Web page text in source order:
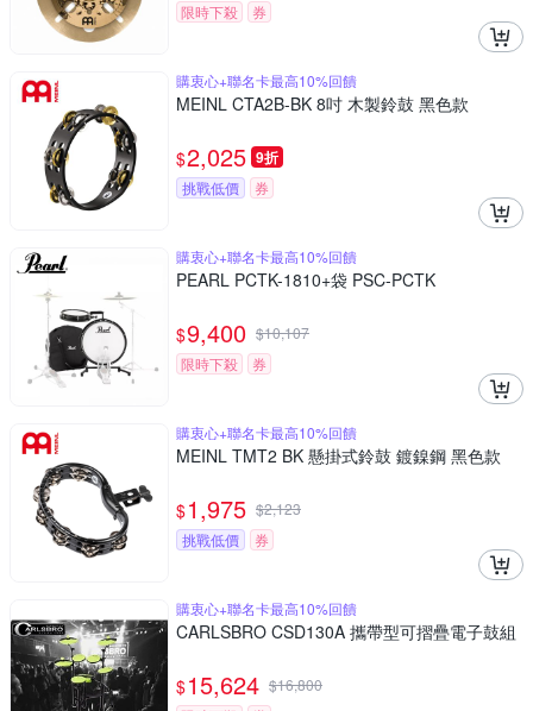
限時下殺 券
購衷心+聯名卡最高10%回饋
MEINL CTA2B-BK 8吋 木製鈴鼓 黑色款
$2,025 9折
挑戰低價 券
購衷心+聯名卡最高10%回饋
PEARL PCTK-1810+袋 PSC-PCTK
$9,400 $10,107
限時下殺
券
購衷心+聯名卡最高10%回饋
MEINL TMT2 BK 懸掛式鈴鼓 鍍鎳鋼 黑色款
$1,975 $2,123
挑戰低價
券
購衷心+聯名卡最高10%回饋
CARLSBRO CSD130A 攜帶型可摺疊電子鼓組
$15,624 $16,800